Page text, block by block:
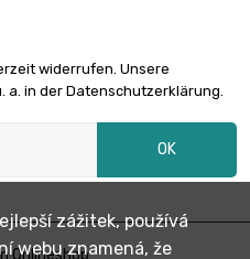
widerrufen. Unsere
in der Datenschutzerklärung.
OK
Onlineshop
zážitek, používá
webu znamená, že